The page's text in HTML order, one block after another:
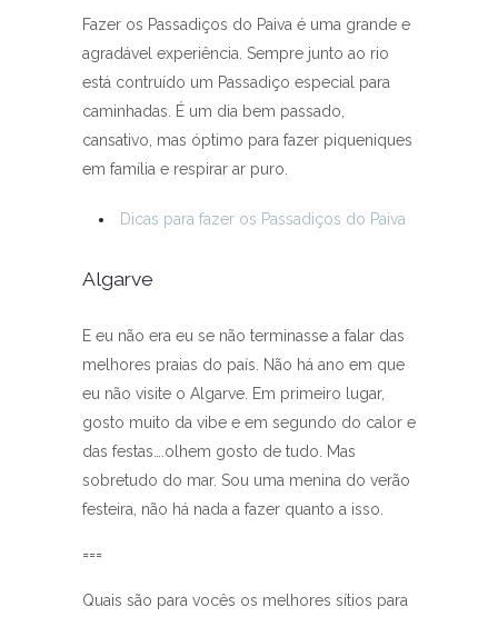
Fazer os Passadiços do Paiva é uma grande e
agradável experiência. Sempre junto ao rio
está contruído um Passadiço especial para
caminhadas. É um dia bem passado,
cansativo, mas óptimo para fazer piqueniques
em família e respirar ar puro.
Dicas para fazer os Passadiços do Paiva
Algarve
E eu não era eu se não terminasse a falar das
melhores praias do país. Não há ano em que
eu não visite o Algarve. Em primeiro lugar,
gosto muito da vibe e em segundo do calor e
das festas….olhem gosto de tudo. Mas
sobretudo do mar. Sou uma menina do verão
festeira, não há nada a fazer quanto a isso.
===
Quais são para vocês os melhores sítios para